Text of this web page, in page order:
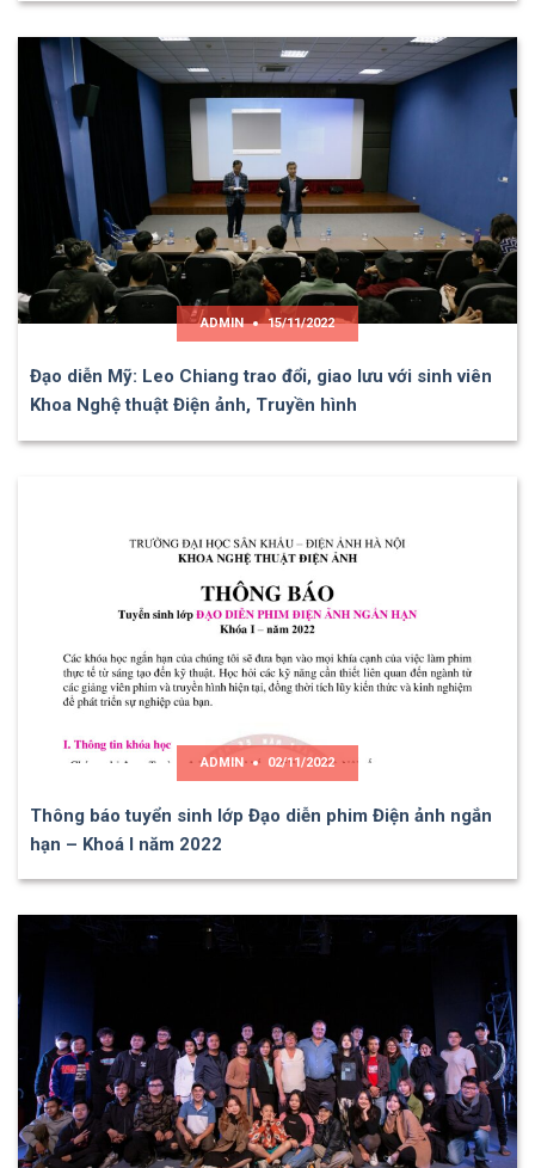
ADMIN 15/11/2022
Đạo diễn Mỹ: Leo Chiang trao đổi, giao lưu với sinh viên
Khoa Nghệ thuật Điện ảnh, Truyền hình
ADMIN 02/11/2022
Thông báo tuyển sinh lớp Đạo diễn phim Điện ảnh ngắn
hạn – Khoá I năm 2022